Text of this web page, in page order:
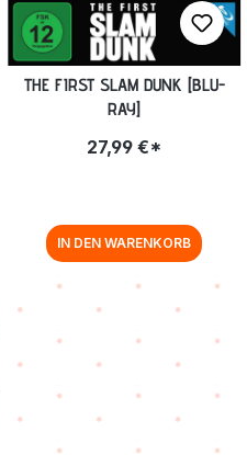
THE FIRST SLAM DUNK [BLU-
RAY]
27,99 €*
IN DEN WARENKORB